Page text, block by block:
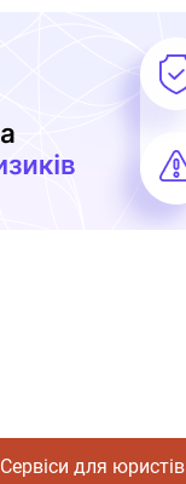
Сервіси для юристів